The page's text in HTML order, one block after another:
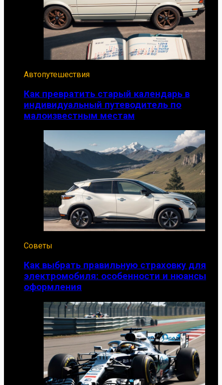
Автопутешествия
Как превратить старый календарь в
индивидуальный путеводитель по
малоизвестным местам
Советы
Как выбрать правильную страховку для
электромобиля: особенности и нюансы
оформления